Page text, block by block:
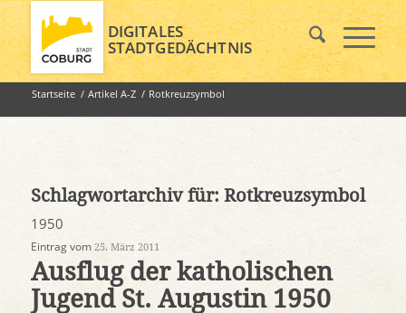
DIGITALES
STADTGEDÄCHTNIS
Startseite / Artikel A-Z / Rotkreuzsymbol
Schlagwortarchiv für: Rotkreuzsymbol
1950
Eintrag vom 25. März 2011
Ausflug der katholischen
Jugend St. Augustin 1950